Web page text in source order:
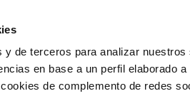
y de terceros para analizar
en base a un perfil elaborado
de complemento de redes
Tu Servicio Tu Agua